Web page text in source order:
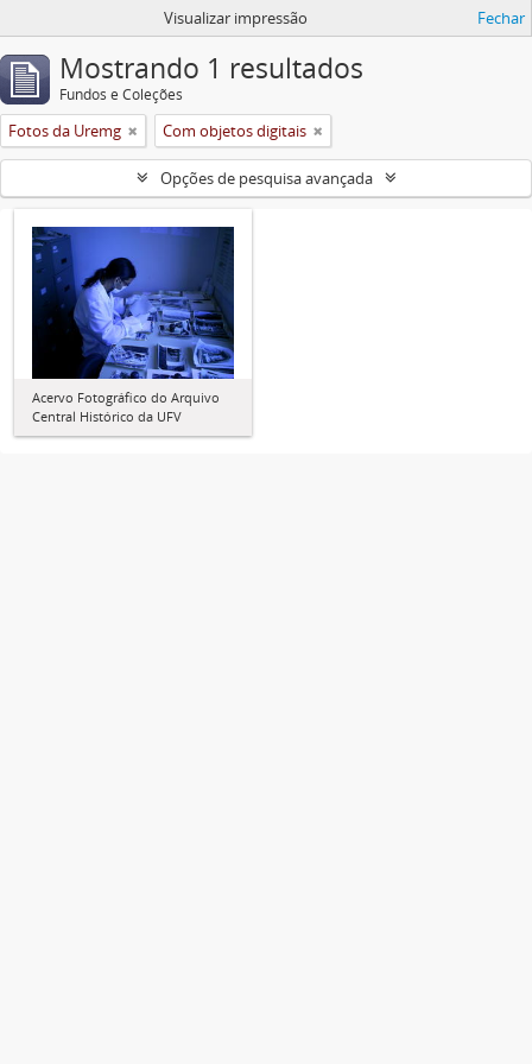
Visualizar impressão Fechar
Mostrando 1 resultados
Fundos e Coleções
Fotos da Uremg Com objetos digitais
Opções de pesquisa avançada
Acervo Fotográfico do Arquivo
Central Histórico da UFV